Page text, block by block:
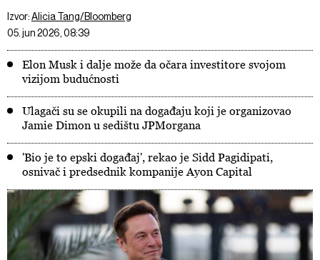
Izvor:Alicia Tang/Bloomberg
05. jun 2026, 08:39
Elon Musk i dalje može da očara investitore svojom
vizijom budućnosti
Ulagači su se okupili na događaju koji je organizovao
Jamie Dimon u sedištu JPMorgana
'Bio je to epski događaj', rekao je Sidd Pagidipati,
osnivač i predsednik kompanije Ayon Capital